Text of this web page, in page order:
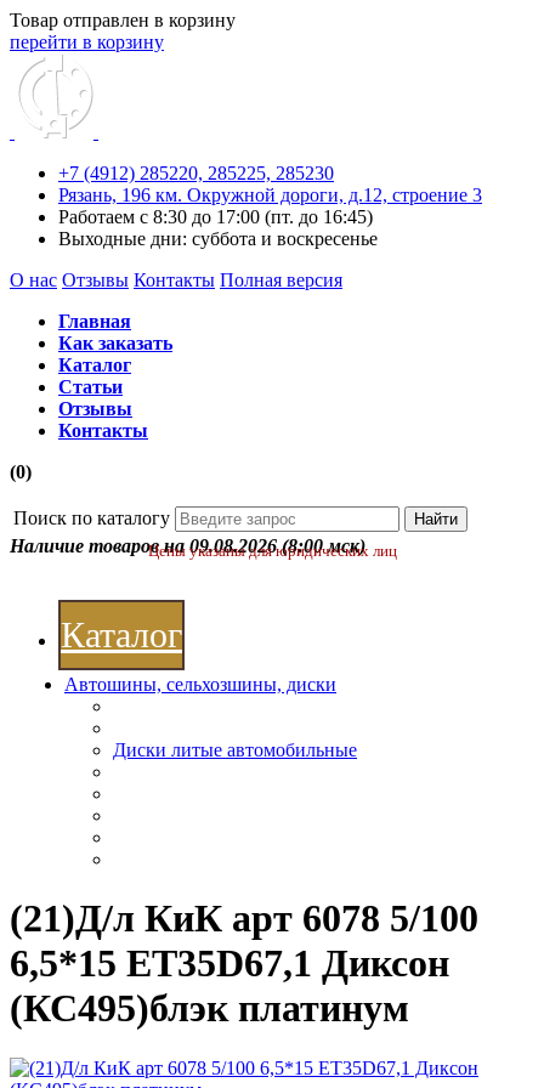
Товар отправлен в корзину
перейти в корзину
+7 (4912) 285220, 285225, 285230
Рязань, 196 км. Окружной дороги, д.12, строение 3
Работаем с 8:30 до 17:00 (пт. до 16:45)
Выходные дни: суббота и воскресенье
О нас Отзывы Контакты Полная версия
Главная
Как заказать
Каталог
Статьи
Отзывы
Контакты
(0)
Поиск по каталогу
Наличие товаров на 09.08.2026 (8:00 мск)
Цены указаны для юридических лиц
Каталог
Автошины, сельхозшины, диски
Диски литые автомобильные
(21)Д/л КиК арт 6078 5/100
6,5*15 ЕТ35D67,1 Диксон
(КС495)блэк платинум